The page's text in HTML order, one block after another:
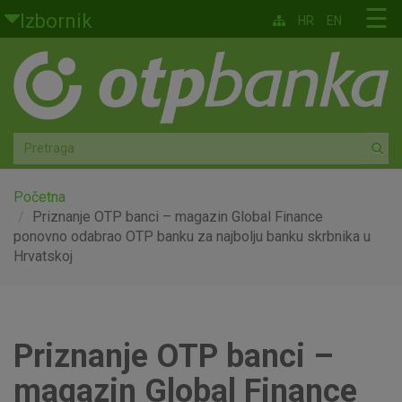
Skoči na glavni sadržaj
Izbornik
Građani
Privatno bankarstvo
Agro
Mala poduzeća i obrtnici
Srednja i velika poduzeća
☰
HR EN
Početna
Priznanje OTP banci – magazin Global Finance
ponovno odabrao OTP banku za najbolju banku skrbnika u
Hrvatskoj
Priznanje OTP banci –
magazin Global Finance